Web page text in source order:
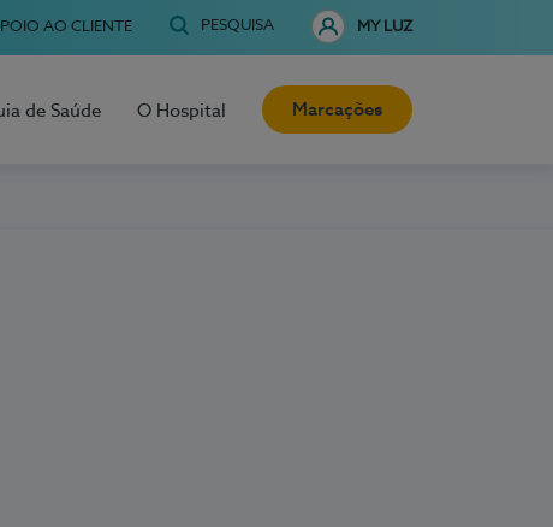
AO CLIENTE PESQUISA MY LUZ
de Saúde O Hospital Marcações